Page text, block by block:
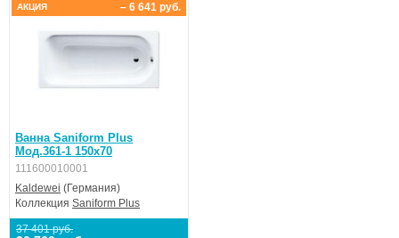
Ванна Saniform Plus
Мод.361-1 150х70
111600010001
Kaldewei (Германия)
Коллекция Saniform Plus
37 401 руб.
– 6 641 руб.
АКЦИЯ